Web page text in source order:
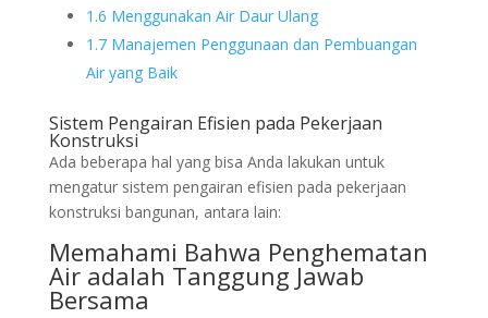
1.6 Menggunakan Air Daur Ulang
1.7Manajemen Penggunaan dan Pembuangan
Air yang Baik
Sistem Pengairan Efisien pada Pekerjaan
Konstruksi
Ada beberapa hal yang bisa Anda lakukan untuk
mengatur sistem pengairan efisien pada pekerjaan
konstruksi bangunan, antara lain:
Memahami Bahwa Penghematan
Air adalah Tanggung Jawab
Bersama